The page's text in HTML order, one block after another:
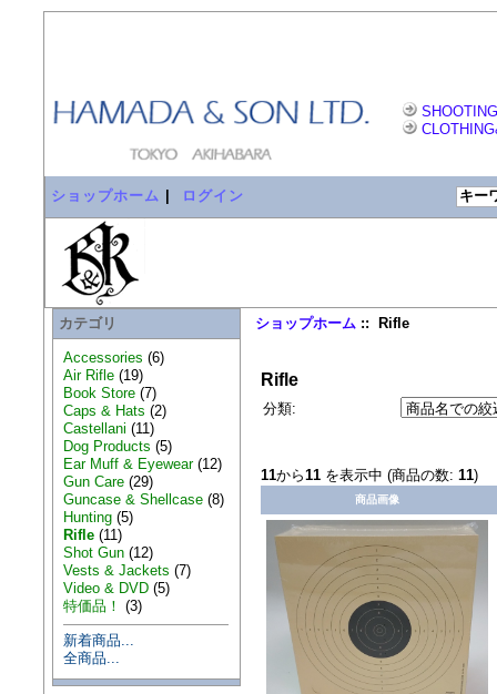
ショップホーム ログイン
カテゴリ
Accessories (6)
Air Rifle(19)
Book Store(7)
Caps & Hats (2)
Castellani (11)
Dog Products (5)
Ear Muff & Eyewear(12)
Gun Care(29)
Guncase & Shellcase(8)
Hunting(5)
Rifle(11)
Shot Gun(12)
Vests & Jackets (7)
Video & DVD(5)
特価品！ (3)
新着商品...
全商品...
ショップホーム :: Rifle
Rifle
分類:
11から11を表示中 (商品の数: 11)
商品画像